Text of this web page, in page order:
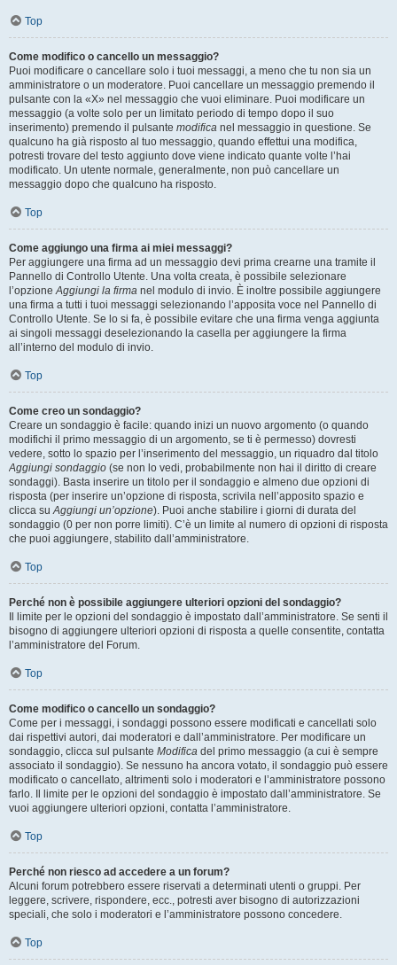
Top
Come modifico o cancello un messaggio?
Puoi modificare o cancellare solo i tuoi messaggi, a meno che tu non sia un
amministratore o un moderatore. Puoi cancellare un messaggio premendo il
pulsante con la «X» nel messaggio che vuoi eliminare. Puoi modificare un
messaggio (a volte solo per un limitato periodo di tempo dopo il suo
inserimento) premendo il pulsante modifica nel messaggio in questione. Se
qualcuno ha già risposto al tuo messaggio, quando effettui una modifica,
potresti trovare del testo aggiunto dove viene indicato quante volte l’hai
modificato. Un utente normale, generalmente, non può cancellare un
messaggio dopo che qualcuno ha risposto.
Top
Come aggiungo una firma ai miei messaggi?
Per aggiungere una firma ad un messaggio devi prima crearne una tramite il
Pannello di Controllo Utente. Una volta creata, è possibile selezionare
l’opzioneAggiungi la firma nel modulo di invio. È inoltre possibile aggiungere
una firma a tutti i tuoi messaggi selezionando l’apposita voce nel Pannello di
Controllo Utente. Se lo si fa, è possibile evitare che una firma venga aggiunta
ai singoli messaggi deselezionando la casella per aggiungere la firma
all’interno del modulo di invio.
Top
Come creo un sondaggio?
Creare un sondaggio è facile: quando inizi un nuovo argomento (o quando
modifichi il primo messaggio di un argomento, se ti è permesso) dovresti
vedere, sotto lo spazio per l’inserimento del messaggio, un riquadro dal titolo
Aggiungi sondaggio (se non lo vedi, probabilmente non hai il diritto di creare
sondaggi). Basta inserire un titolo per il sondaggio e almeno due opzioni di
risposta (per inserire un’opzione di risposta, scrivila nell’apposito spazio e
clicca suAggiungi un’opzione). Puoi anche stabilire i giorni di durata del
sondaggio (0 per non porre limiti). C’è un limite al numero di opzioni di risposta
che puoi aggiungere, stabilito dall’amministratore.
Top
Perché non è possibile aggiungere ulteriori opzioni del sondaggio?
Il limite per le opzioni del sondaggio è impostato dall’amministratore. Se senti il
bisogno di aggiungere ulteriori opzioni di risposta a quelle consentite, contatta
l’amministratore del Forum.
Top
Come modifico o cancello un sondaggio?
Come per i messaggi, i sondaggi possono essere modificati e cancellati solo
dai rispettivi autori, dai moderatori e dall’amministratore. Per modificare un
sondaggio, clicca sul pulsante Modifica del primo messaggio (a cui è sempre
associato il sondaggio). Se nessuno ha ancora votato, il sondaggio può essere
modificato o cancellato, altrimenti solo i moderatori e l’amministratore possono
farlo. Il limite per le opzioni del sondaggio è impostato dall’amministratore. Se
vuoi aggiungere ulteriori opzioni, contatta l’amministratore.
Top
Perché non riesco ad accedere a un forum?
Alcuni forum potrebbero essere riservati a determinati utenti o gruppi. Per
leggere, scrivere, rispondere, ecc., potresti aver bisogno di autorizzazioni
speciali, che solo i moderatori e l’amministratore possono concedere.
Top